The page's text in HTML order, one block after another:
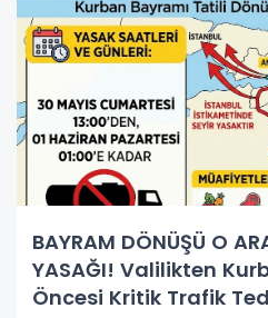
BAYRAM DÖNÜŞÜ O
YASAĞI! Valilikten
Öncesi Kritik Trafik